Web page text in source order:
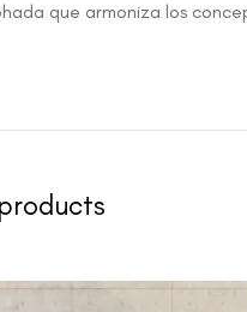
que armoniza los